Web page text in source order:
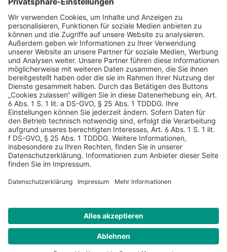
AGB Datenschutz
Impressum
Sicherheitshinweis
Compliance
Netto-Preise zzgl. gesetzlich gültiger MwSt., zzgl.
Sichere Daten dank SSL-Verschlüsselung.